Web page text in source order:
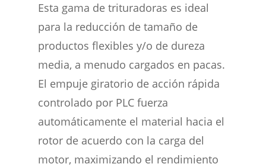
Esta gama de trituradoras es ideal
para la reducción de tamaño de
productos flexibles y/o de dureza
media, a menudo cargados en pacas.
El empuje giratorio de acción rápida
controlado por PLC fuerza
automáticamente el material hacia el
rotor de acuerdo con la carga del
motor, maximizando el rendimiento